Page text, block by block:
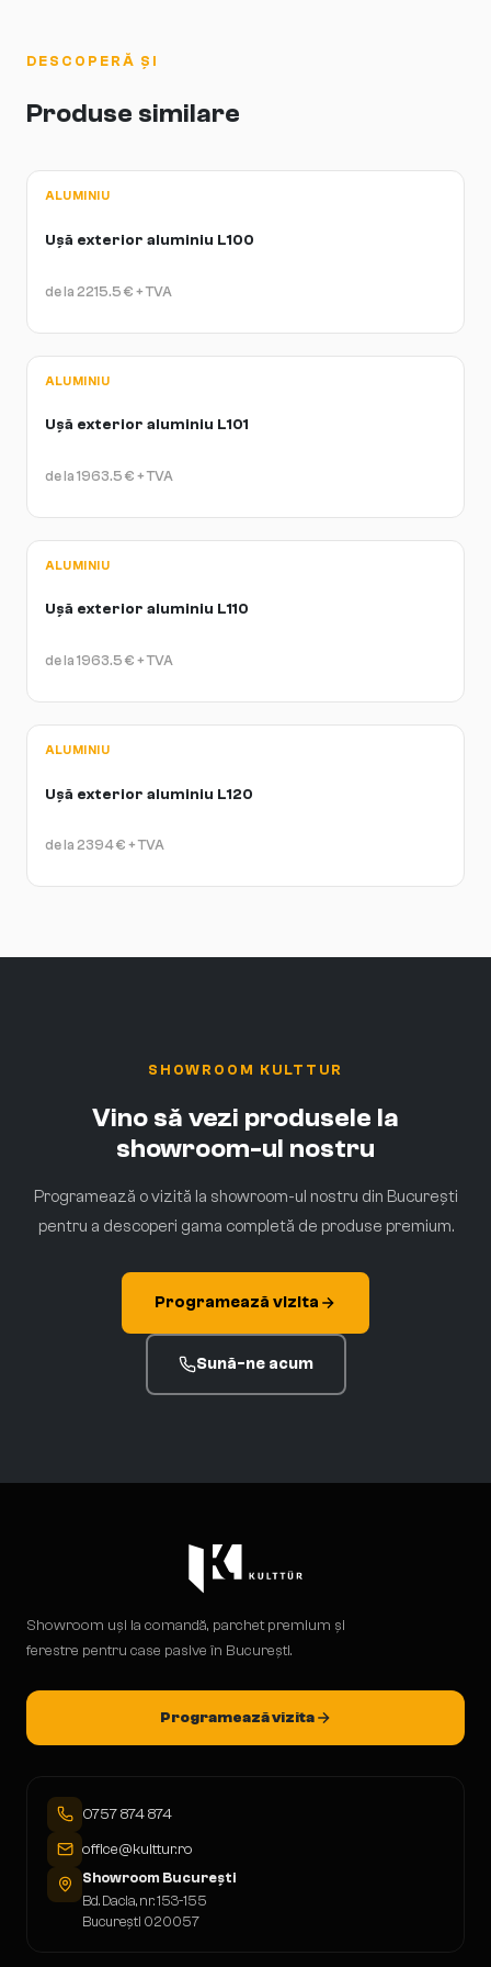
transparența și izolația termică.
DESCOPERĂ ȘI
Produse similare
ALUMINIU
Ușă exterior aluminiu L100
de la 2215.5 € + TVA
ALUMINIU
Ușă exterior aluminiu L101
de la 1963.5 € + TVA
ALUMINIU
Ușă exterior aluminiu L110
de la 1963.5 € + TVA
ALUMINIU
Ușă exterior aluminiu L120
de la 2394€ + TVA
SHOWROOM KULTTUR
Vino să vezi produsele la
showroom-ul nostru
Programează o vizită la showroom-ul nostru din București
pentru a descoperi gama completă de produse premium.
Programează vizita
Sună-ne acum
Showroom uși la comandă, parchet premium și
ferestre pentru case pasive în București.
Programează vizita
0757 874 874
office@kulttur.ro
Showroom București
Bd. Dacia, nr. 153-155
București 020057